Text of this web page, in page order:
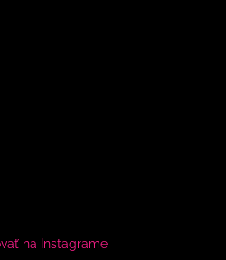
na Instagrame